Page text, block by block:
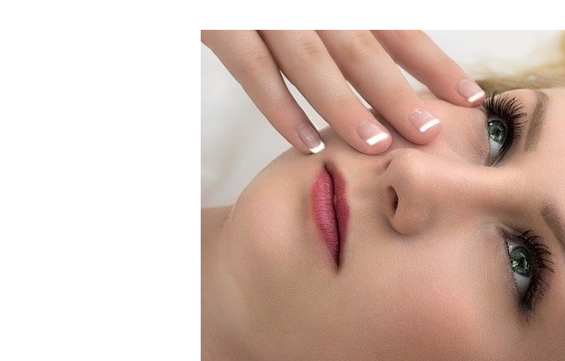
Mail form
［ 24時間受付中 ］
電話で相談する
06-6538-5358
［ 9:00-17:00 土日祝除く ］
ALL
お知らせ
新刊情報
掲載情報
Newsletter
インタビュー
セミナー情報
TPCジャーナル